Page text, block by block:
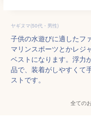
ヤギヌマ(50代・男性)
子供の水遊びに適したフ
マリンスポーツとかレジ
ベストになります。浮力
品で、装着がしやすくて
ストです。
全ての